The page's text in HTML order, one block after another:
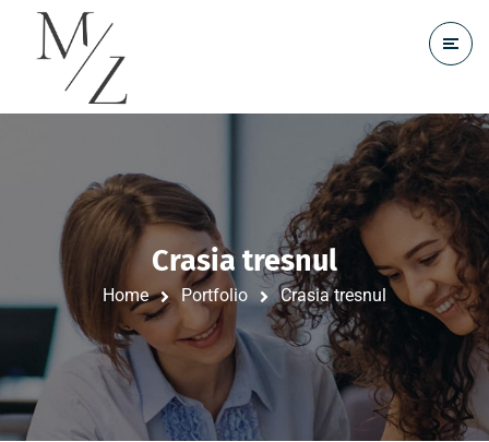
Crasia tresnul
Home Portfolio Crasia tresnul